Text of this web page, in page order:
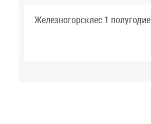
Железногорсклес 1